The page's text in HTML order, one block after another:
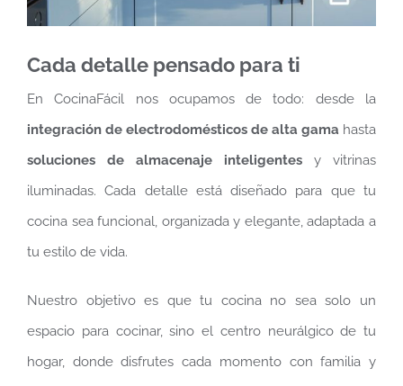
Cada detalle pensado para ti
En CocinaFácil nos ocupamos de todo: desde la
integración de electrodomésticos de alta gama hasta
soluciones de almacenaje inteligentes y vitrinas
iluminadas. Cada detalle está diseñado para que tu
cocina sea funcional, organizada y elegante, adaptada a
tu estilo de vida.
Nuestro objetivo es que tu cocina no sea solo un
espacio para cocinar, sino el centro neurálgico de tu
hogar, donde disfrutes cada momento con familia y